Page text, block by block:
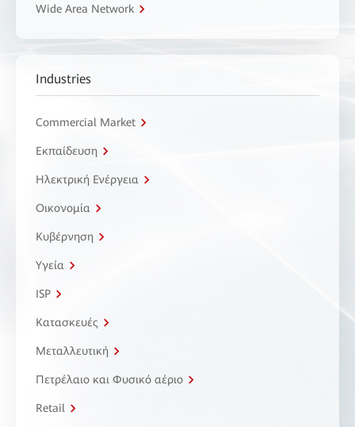
Wide Area Network
Industries
Commercial Market
Εκπαίδευση
Ηλεκτρική Ενέργεια
Οικονομία
Κυβέρνηση
Υγεία
ISP
Κατασκευές
Μεταλλευτική
Πετρέλαιο και Φυσικό αέριο
Retail